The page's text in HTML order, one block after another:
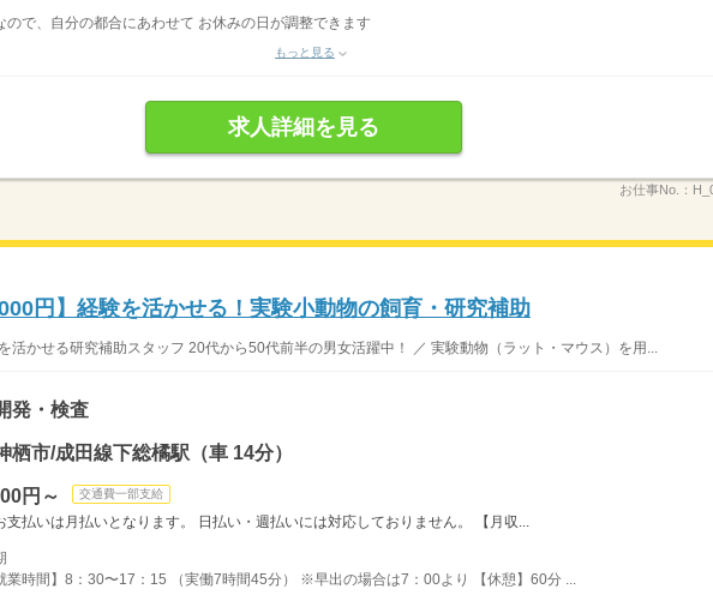
ので、自分の都合にあわせて お休みの日が調整できます
もっと見る
求人詳細を見る
お仕事No.：
円】経験を活かせる！実験小動物の飼育・研究補助
活かせる研究補助スタッフ 20代から50代前半の男女活躍中！ ／ 実験動物（ラット・マウス）を用...
発・検査
栖市/成田線下総橘駅（車 14分）
円～ 交通費一部支給
払いは月払いとなります。 日払い・週払いには対応しておりません。 【月収...
期
業時間】8：30〜17：15 （実働7時間45分） ※早出の場合は7：00より 【休憩】60分 ...